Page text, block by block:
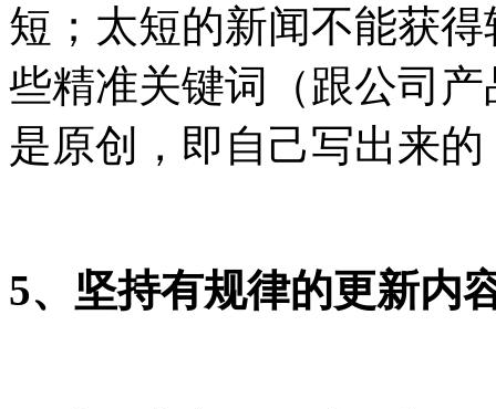
短；太短的新闻不能获
些精准关键词（跟公司
是原创，即自己写出来
5、坚持有规律的更新内